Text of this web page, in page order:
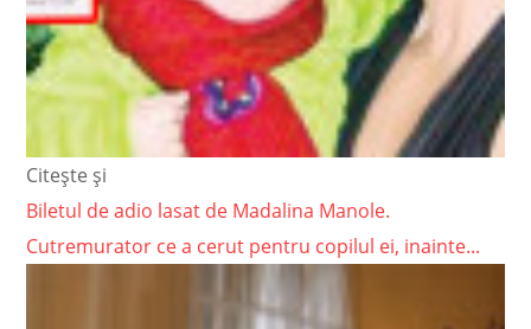
Citește și
Biletul de adio lasat de Madalina Manole.
Cutremurator ce a cerut pentru copilul ei, inainte...